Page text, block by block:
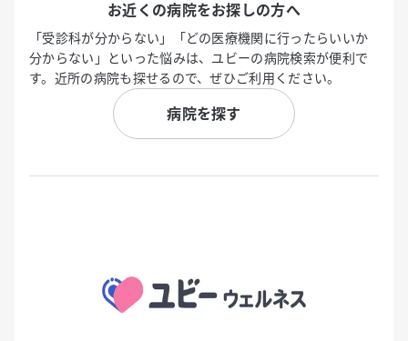
お近くの病院をお探しの方へ
「受診科が分からない」「どの医療機関に行ったらいいか
分からない」といった悩みは、ユビーの病院検索が便利で
す。近所の病院も探せるので、ぜひご利用ください。
病院を探す